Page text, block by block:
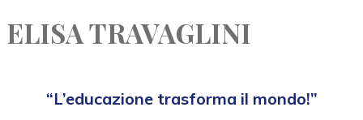
ELISA TRAVAGLINI
“L’educazione trasforma il mondo!”